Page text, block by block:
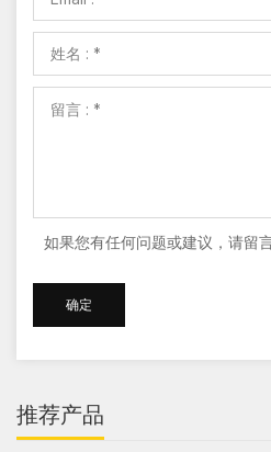
如果您有任何问题或建议，请留
推荐产品